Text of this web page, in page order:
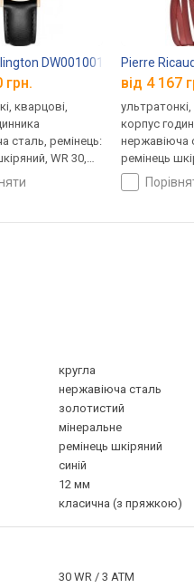
DW00100174
грн.
кварцові,
сталь, ремінець:
WR 30,
Pierre
від 4 167
корпус
нержавіюча
ремінець
Німеччина
кругла
нержавіюча сталь
золотистий
мінеральне
ремінець шкіряний
синій
12 мм
класична (з пряжкою)
30 WR / 3 ATM